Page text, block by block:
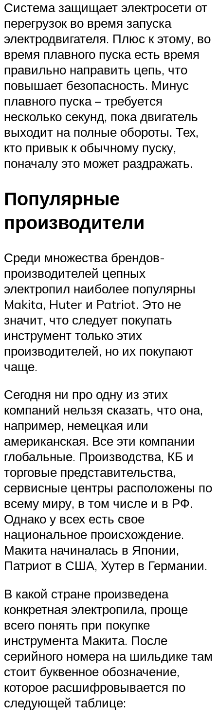
Система защищает электросети от
перегрузок во время запуска
электродвигателя. Плюс к этому, во
время плавного пуска есть время
правильно направить цепь, что
повышает безопасность. Минус
плавного пуска – требуется
несколько секунд, пока двигатель
выходит на полные обороты. Тех,
кто привык к обычному пуску,
поначалу это может раздражать.
Популярные
производители
Среди множества брендов-
производителей цепных
электропил наиболее популярны
Makita, Huter и Patriot. Это не
значит, что следует покупать
инструмент только этих
производителей, но их покупают
чаще.
Сегодня ни про одну из этих
компаний нельзя сказать, что она,
например, немецкая или
американская. Все эти компании
глобальные. Производства, КБ и
торговые представительства,
сервисные центры расположены по
всему миру, в том числе и в РФ.
Однако у всех есть свое
национальное происхождение.
Макита начиналась в Японии,
Патриот в США, Хутер в Германии.
В какой стране произведена
конкретная электропила, проще
всего понять при покупке
инструмента Макита. После
серийного номера на шильдике там
стоит буквенное обозначение,
которое расшифровывается по
следующей таблице: